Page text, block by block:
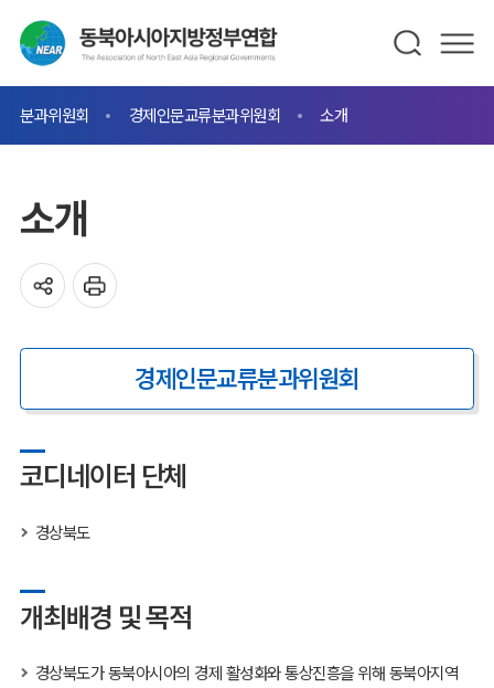
분과위원회 경제인문교류분과위원회 소개
소개
경제인문교류분과위원회
코디네이터 단체
경상북도
개최배경 및 목적
경상북도가 동북아시아의 경제 활성화와 통상진흥을 위해 동북아지역